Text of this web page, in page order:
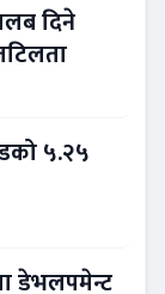
दिने
५.२५
डेभलपमेन्ट